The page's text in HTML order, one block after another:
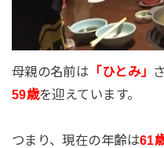
母親の名前は 「ひとみ」
59歳を迎えています。
つまり、現在の年齢は61